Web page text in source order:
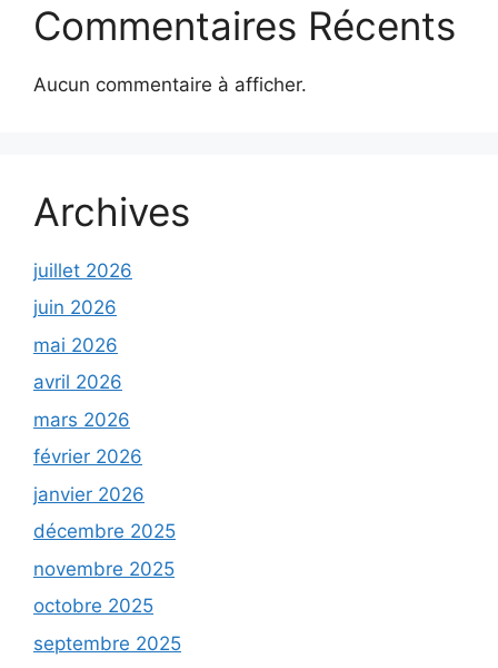
Commentaires Récents
Aucun commentaire à afficher.
Archives
juillet 2026
juin 2026
mai 2026
avril 2026
mars 2026
février 2026
janvier 2026
décembre 2025
novembre 2025
octobre 2025
septembre 2025